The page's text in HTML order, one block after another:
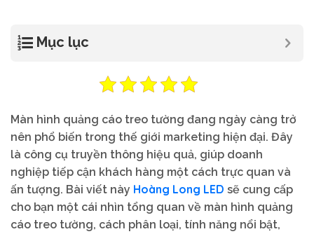
Mục lục
Màn hình quảng cáo treo tường đang ngày càng trở
nên phổ biến trong thế giới marketing hiện đại. Đây
là công cụ truyền thông hiệu quả, giúp doanh
nghiệp tiếp cận khách hàng một cách trực quan và
ấn tượng. Bài viết này Hoàng Long LED sẽ cung cấp
cho bạn một cái nhìn tổng quan về màn hình quảng
cáo treo tường, cách phân loại, tính năng nổi bật,